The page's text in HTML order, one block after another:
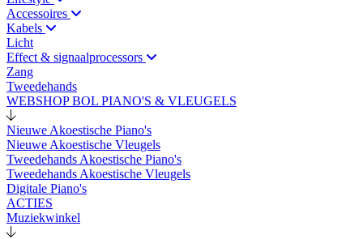
Accessoires
Kabels
Licht
Effect & signaalprocessors
Zang
Tweedehands
WEBSHOP BOL PIANO'S & VLEUGELS
Nieuwe Akoestische Piano's
Nieuwe Akoestische Vleugels
Tweedehands Akoestische Piano's
Tweedehands Akoestische Vleugels
Digitale Piano's
ACTIES
Muziekwinkel